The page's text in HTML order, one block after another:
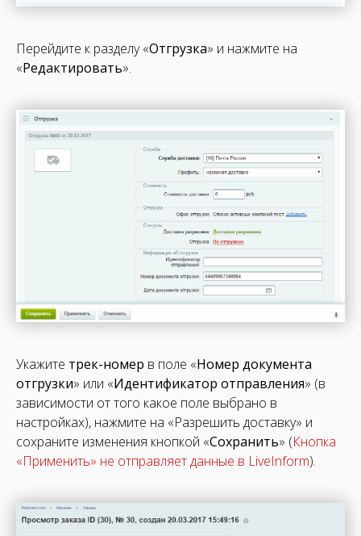
Перейдите к разделу «Отгрузка» и нажмите на
«Редактировать».
Укажите трек-номер в поле «Номер документа
отгрузки» или «Идентификатор отправления» (в
зависимости от того какое поле выбрано в
настройках), нажмите на «Разрешить доставку» и
сохраните изменения кнопкой «Сохранить» (Кнопка
«Применить» не отправляет данные в LiveInform).